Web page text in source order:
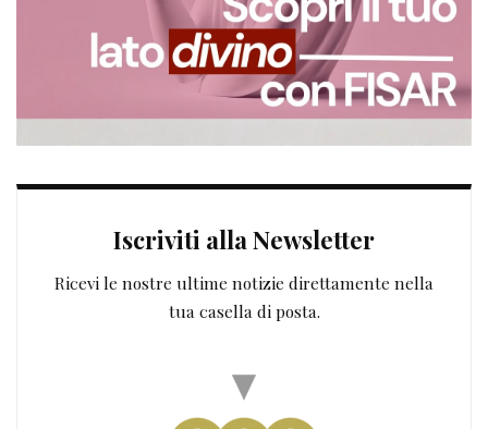
Iscriviti alla Newsletter
Ricevi le nostre ultime notizie direttamente nella
tua casella di posta.